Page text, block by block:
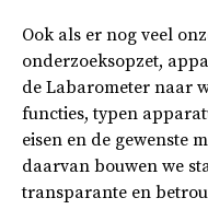
Ook als er nog veel
onderzoeksopzet,
de Labarometer naar
functies, typen
eisen en de gewenste
daarvan bouwen we
transparante en